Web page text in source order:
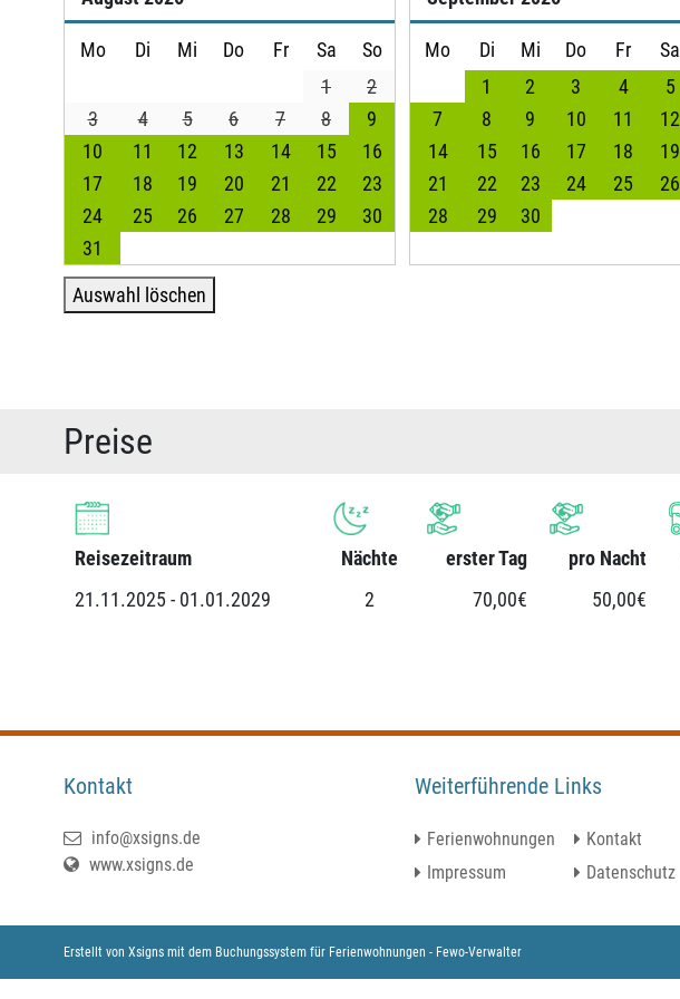
Mo Di Mi Do Fr Sa
So
1
2
3
4 5 6 7 8
9
10
11 12 13 14 15
16
17
18 19 20 21 22
23
24
25 26 27 28 29
30
31
Mo Di Mi Do Fr Sa
1
2 3 4 5
7
8 9 10 11 12
14
15 16 17 18 19
21
22 23 24 25 26
28
29 30
Auswahl löschen
Preise
Reisezeitraum Nächte erster Tag pro Nacht
21.11.2025 - 01.01.2029
2 70,00€ 50,00€
Kontakt
info@xsigns.de
www.xsigns.de
Weiterführende Links
Ferienwohnungen
Kontakt
Impressum
Datenschutz
Erstellt von Xsigns mit dem Buchungssystem für Ferienwohnungen - Fewo-Verwalter